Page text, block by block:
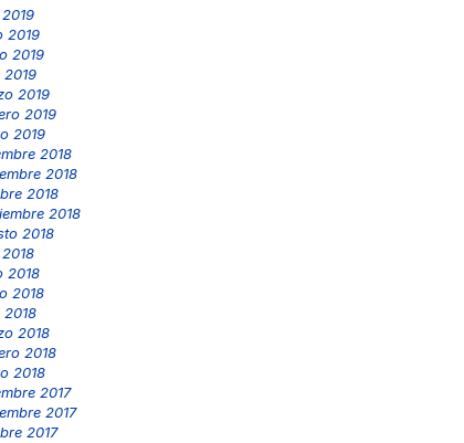
2019
2019
2019
2019
2019
2018
2018
2018
2018
2018
2018
2018
2018
2018
2018
2017
2017
2017